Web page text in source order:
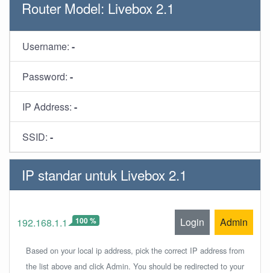
Router Model: Livebox 2.1
Username: -
Password: -
IP Address: -
SSID: -
IP standar untuk Livebox 2.1
192.168.1.1 100 % Login Admin
Based on your local ip address, pick the correct IP address from
the list above and click Admin. You should be redirected to your